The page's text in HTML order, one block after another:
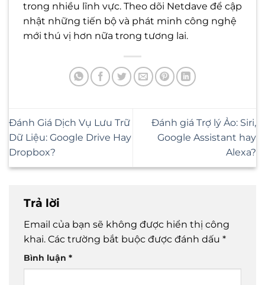
trong nhiều lĩnh vực. Theo dõi Netdave để cập
nhật những tiến bộ và phát minh công nghệ
mới thú vị hơn nữa trong tương lai.
Đánh Giá Dịch Vụ Lưu Trữ
Dữ Liệu: Google Drive Hay
Dropbox?
Đánh giá Trợ lý Ảo: Siri,
Google Assistant hay
Alexa?
Trả lời
Email của bạn sẽ không được hiển thị công
khai. Các trường bắt buộc được đánh dấu *
Bình luận *